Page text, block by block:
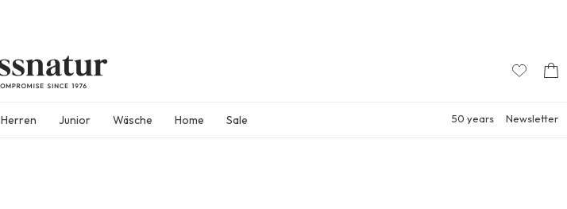
Herren Junior Wäsche Home Sale 50 years Newsletter